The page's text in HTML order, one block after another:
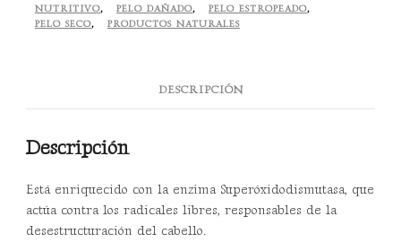
NUTRITIVO, PELO DAÑADO, PELO ESTROPEADO,
PELO SECO, PRODUCTOS NATURALES
DESCRIPCIÓN
Descripción
Está enriquecido con la enzima Superóxidodismutasa, que
actúa contra los radicales libres, responsables de la
desestructuración del cabello.